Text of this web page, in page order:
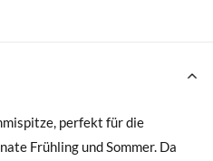
perfekt für die
Frühling und Sommer. Da